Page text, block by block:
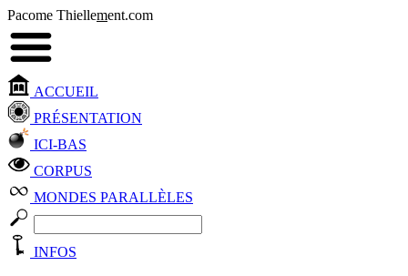
Pacome Thiellement.com
ACCUEIL
PRÉSENTATION
ICI-BAS
CORPUS
MONDES PARALLÈLES
INFOS